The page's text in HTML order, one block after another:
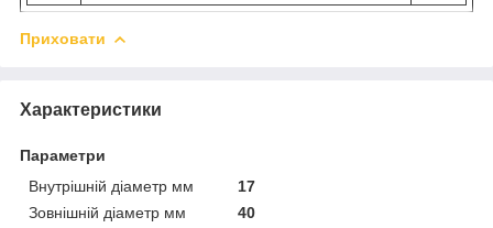
Приховати
Характеристики
Параметри
Внутрішній діаметр мм
17
Зовнішній діаметр мм
40